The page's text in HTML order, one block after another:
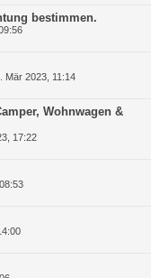
bestimmen.
Mär 2023, 11:14
Wohnwagen &
17:22